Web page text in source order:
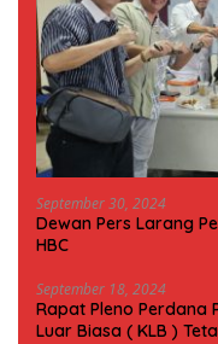
September 30, 2024
Dewan Pers Larang
HBC
September 18, 2024
Rapat Pleno Perdana
Luar Biasa ( KLB )